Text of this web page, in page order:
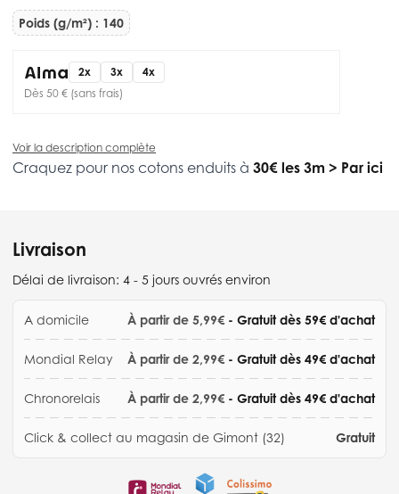
Poids (g/m²) : 140
2x 3x
4x
Dès 50 € (sans frais)
Voir la description complète
Craquez pour nos cotons enduits à 30€ les 3m > Par ici
Livraison
Délai de livraison: 4 - 5 jours ouvrés environ
A domicile À partir de 5,99€ - Gratuit dès 59€ d'achat
Mondial Relay À partir de 2,99€ - Gratuit dès 49€ d'achat
Chronorelais À partir de 2,99€ - Gratuit dès 49€ d'achat
Click & collect au magasin de Gimont (32) Gratuit